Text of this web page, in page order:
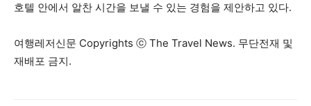
호텔 안에서 알찬 시간을 보낼 수 있는 경험을 제안하고 있다.
여행레저신문 Copyrights ⓒ The Travel News. 무단전재 및
재배포 금지.